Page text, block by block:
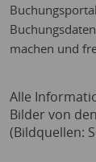
machen und
Alle
Bilder von
(Bildquellen: